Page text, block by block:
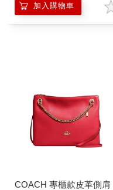
加入購物車
COACH 專櫃款皮革側肩